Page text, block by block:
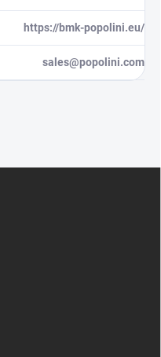
https://bmk-popolini.eu/
sales@popolini.com